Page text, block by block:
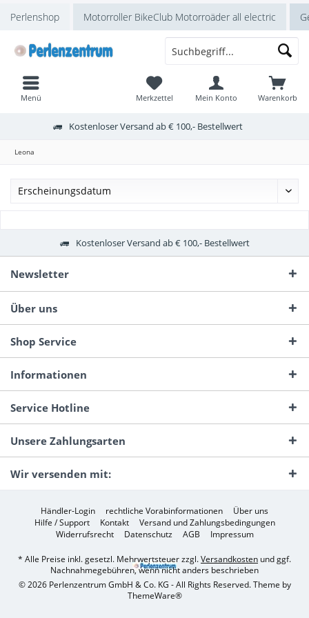
Perlenshop Motorroller BikeClub Motorroäder all electric
Kostenloser Versand ab € 100,- Bestellwert
Warenkorb
Merkzettel Mein Konto
Menü
Leona
Kostenloser Versand ab € 100,- Bestellwert
Newsletter
Über uns
Shop Service
Informationen
Service Hotline
Unsere Zahlungsarten
Wir versenden mit:
Händler-Login rechtliche Vorabinformationen
Über uns
Hilfe / Support
Kontakt
Versand und Zahlungsbedingungen
Widerrufsrecht
Datenschutz AGB Impressum
* Alle Preise inkl. gesetzl. Mehrwertsteuer zzgl.Versandkosten und ggf.
Nachnahmegebühren, wenn nicht anders beschrieben
© 2026 Perlenzentrum GmbH & Co. KG - All Rights Reserved. Theme by
ThemeWare®